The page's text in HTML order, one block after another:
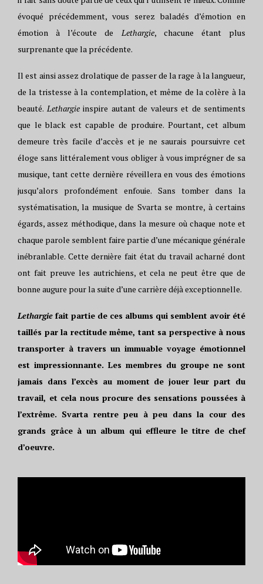
évoqué précédemment, vous serez baladés d’émotion en
émotion à l’écoute de Lethargie, chacune étant plus
surprenante que la précédente.
Il est ainsi assez drolatique de passer de la rage à la langueur,
de la tristesse à la contemplation, et même de la colère à la
beauté. Lethargieinspire autant de valeurs et de sentiments
que le black est capable de produire. Pourtant, cet album
demeure très facile d’accès et je ne saurais poursuivre cet
éloge sans littéralement vous obliger à vous imprégner de sa
musique, tant cette dernière réveillera en vous des émotions
jusqu’alors profondément enfouie. Sans tomber dans la
systématisation, la musique de Svarta se montre, à certains
égards, assez méthodique, dans la mesure où chaque note et
chaque parole semblent faire partie d’une mécanique générale
inébranlable. Cette dernière fait état du travail acharné dont
ont fait preuve les autrichiens, et cela ne peut être que de
bonne augure pour la suite d’une carrière déjà exceptionnelle.
Lethargie fait partie de ces albums qui semblent avoir été
taillés par la rectitude même, tant sa perspective à nous
transporter à travers un immuable voyage émotionnel
est impressionnante. Les membres du groupe ne sont
jamais dans l’excès au moment de jouer leur part du
travail, et cela nous procure des sensations poussées à
l’extrême. Svarta rentre peu à peu dans la cour des
grands grâce à un album qui effleure le titre de chef
d’oeuvre.